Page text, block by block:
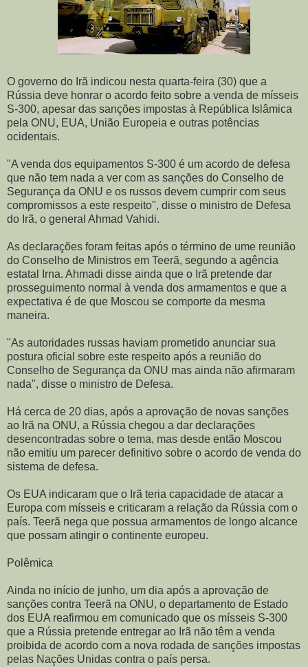
O governo do Irã indicou nesta quarta-feira (30) que a
Rússia deve honrar o acordo feito sobre a venda de mísseis
S-300, apesar das sanções impostas à República Islâmica
pela ONU, EUA, União Europeia e outras potências
ocidentais.
"A venda dos equipamentos S-300 é um acordo de defesa
que não tem nada a ver com as sanções do Conselho de
Segurança da ONU e os russos devem cumprir com seus
compromissos a este respeito", disse o ministro de Defesa
do Irã, o general Ahmad Vahidi.
As declarações foram feitas após o término de ume reunião
do Conselho de Ministros em Teerã, segundo a agência
estatal Irna. Ahmadi disse ainda que o Irã pretende dar
prosseguimento normal à venda dos armamentos e que a
expectativa é de que Moscou se comporte da mesma
maneira.
"As autoridades russas haviam prometido anunciar sua
postura oficial sobre este respeito após a reunião do
Conselho de Segurança da ONU mas ainda não afirmaram
nada", disse o ministro de Defesa.
Há cerca de 20 dias, após a aprovação de novas sanções
ao Irã na ONU, a Rússia chegou a dar declarações
desencontradas sobre o tema, mas desde então Moscou
não emitiu um parecer definitivo sobre o acordo de venda do
sistema de defesa.
Os EUA indicaram que o Irã teria capacidade de atacar a
Europa com mísseis e criticaram a relação da Rússia com o
país. Teerã nega que possua armamentos de longo alcance
que possam atingir o continente europeu.
Polêmica
Ainda no início de junho, um dia após a aprovação de
sanções contra Teerã na ONU, o departamento de Estado
dos EUA reafirmou em comunicado que os mísseis S-300
que a Rússia pretende entregar ao Irã não têm a venda
proibida de acordo com a nova rodada de sanções impostas
pelas Nações Unidas contra o país persa.